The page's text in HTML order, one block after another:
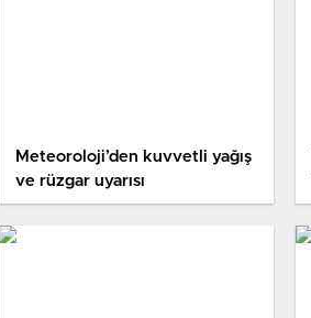
Meteoroloji’den kuvvetli yağış
ve rüzgar uyarısı